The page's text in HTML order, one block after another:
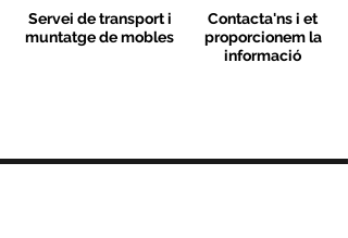
Servei de transport i
muntatge de mobles
Contacta'ns i et
proporcionem la
informació